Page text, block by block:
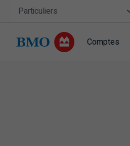
Sauter la navigation
Site Selector
Particuliers
Comptes